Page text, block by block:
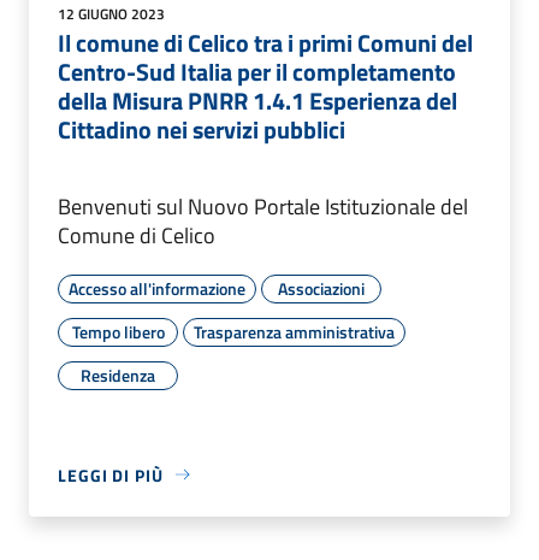
12 GIUGNO 2023
Il comune di Celico tra i primi Comuni del
Centro-Sud Italia per il completamento
della Misura PNRR 1.4.1 Esperienza del
Cittadino nei servizi pubblici
Benvenuti sul Nuovo Portale Istituzionale del
Comune di Celico
Accesso all'informazione
Associazioni
Tempo libero
Trasparenza amministrativa
Residenza
LEGGI DI PIÙ